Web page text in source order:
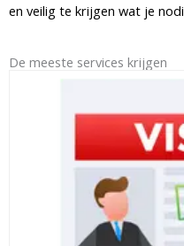
en veilig te krijgen wat je
De meeste services krijgen